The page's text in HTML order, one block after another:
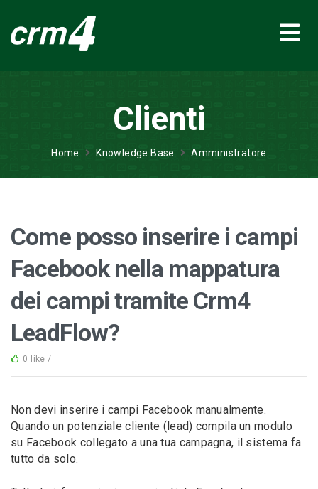
Clienti
Home Knowledge Base Amministratore
Come posso inserire i campi
Facebook nella mappatura
dei campi tramite Crm4
LeadFlow?
0 like /
Non devi inserire i campi Facebook manualmente.
Quando un potenziale cliente (lead) compila un modulo
su Facebook collegato a una tua campagna, il sistema fa
tutto da solo.